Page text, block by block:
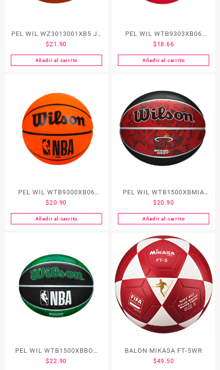
PEL WIL WZ3013001XB5 JR
NBA DRV FAM #5
$21.90
Añadir al carrito
PEL WIL WTB9303XB06
NBA DRV BSKT R #6
$ 18.66
Añadir al carrito
PEL WIL WTB9300XB06
NBA DRV BSKT S #6
$20.90
Añadir al carrito
PEL WIL WTB1500XBMIA
NBA TEAM TIEDY #7
$20.90
Añadir al carrito
PEL WIL WTB1500XBBOS
NBA TEAM TIEDY #7
$22.90
BALON MIKASA FT-5WR
$49.50